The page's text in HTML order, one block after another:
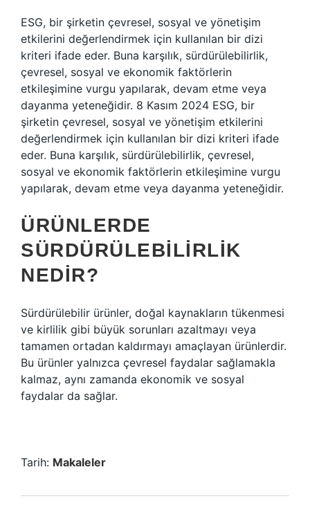
ESG, bir şirketin çevresel, sosyal ve yönetişim
etkilerini değerlendirmek için kullanılan bir dizi
kriteri ifade eder. Buna karşılık, sürdürülebilirlik,
çevresel, sosyal ve ekonomik faktörlerin
etkileşimine vurgu yapılarak, devam etme veya
dayanma yeteneğidir. 8 Kasım 2024 ESG, bir
şirketin çevresel, sosyal ve yönetişim etkilerini
değerlendirmek için kullanılan bir dizi kriteri ifade
eder. Buna karşılık, sürdürülebilirlik, çevresel,
sosyal ve ekonomik faktörlerin etkileşimine vurgu
yapılarak, devam etme veya dayanma yeteneğidir.
ÜRÜNLERDE
SÜRDÜRÜLEBILIRLIK
NEDIR?
Sürdürülebilir ürünler, doğal kaynakların tükenmesi
ve kirlilik gibi büyük sorunları azaltmayı veya
tamamen ortadan kaldırmayı amaçlayan ürünlerdir.
Bu ürünler yalnızca çevresel faydalar sağlamakla
kalmaz, aynı zamanda ekonomik ve sosyal
faydalar da sağlar.
Tarih: Makaleler